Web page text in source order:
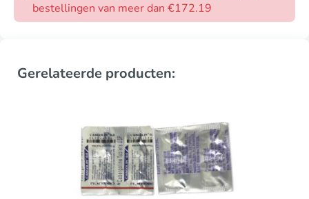
bestellingen van meer dan €172.19
Gerelateerde producten: